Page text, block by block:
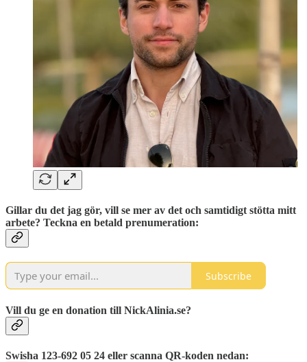
Gillar du det jag gör, vill se mer av det och samtidigt stötta mitt
arbete? Teckna en betald prenumeration:
Subscribe
Vill du ge en donation till NickAlinia.se?
Swisha 123-692 05 24 eller scanna QR-koden nedan: